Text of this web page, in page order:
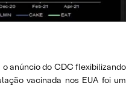
o anúncio do CDC flexibilizando
vacinada nos EUA foi um